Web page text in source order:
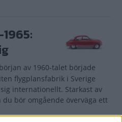
av 1960-talet började
flygplansfabrik i Sverige
internationellt. Starkast av
du bör omgående överväga ett